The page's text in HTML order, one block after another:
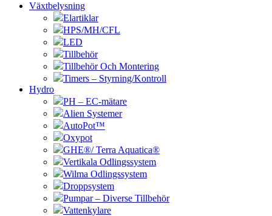
Växtbelysning
Elartiklar
HPS/MH/CFL
LED
Tillbehör
Tillbehör Och Montering
Timers – Styrning/Kontroll
Hydro
PH – EC-mätare
Alien Systemer
AutoPot™
Oxypot
GHE®/ Terra Aquatica®
Vertikala Odlingssystem
Wilma Odlingssystem
Droppsystem
Pumpar – Diverse Tillbehör
Vattenkylare